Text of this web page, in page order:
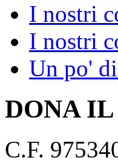
I nostri
I nostri
Un po'
DONA
C.F.